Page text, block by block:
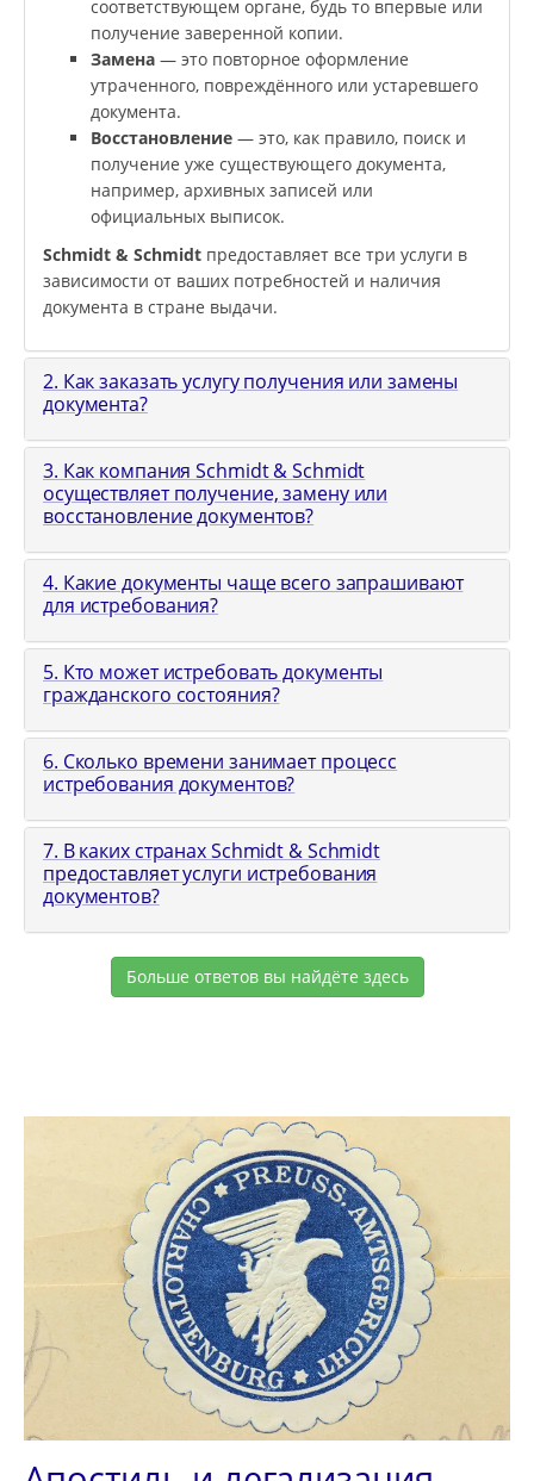
соответствующем органе, будь то впервые или
получение заверенной копии.
Замена — это повторное оформление
утраченного, повреждённого или устаревшего
документа.
Восстановление — это, как правило, поиск и
получение уже существующего документа,
например, архивных записей или
официальных выписок.
Schmidt & Schmidt предоставляет все три услуги в
зависимости от ваших потребностей и наличия
документа в стране выдачи.
2. Как заказать услугу получения или замены
документа?
3. Как компания Schmidt & Schmidt
осуществляет получение, замену или
восстановление документов?
4. Какие документы чаще всего запрашивают
для истребования?
5. Кто может истребовать документы
гражданского состояния?
6. Сколько времени занимает процесс
истребования документов?
7. В каких странах Schmidt & Schmidt
предоставляет услуги истребования
документов?
Больше ответов вы найдёте здесь